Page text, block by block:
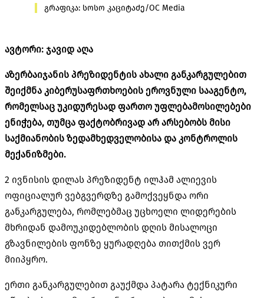
გრაფიკა: სოსო კაციტაძე/OC Media
ავტორი: ჯავიდ აღა
აზერბაიჯანის პრეზიდენტის ახალი განკარგულებით
შეიქმნა კიბერუსაფრთხოების ეროვნული სააგენტო,
რომელსაც უკიდურესად ფართო უფლებამოსილებები
ენიჭება, თუმცა ფაქტობრივად არ არსებობს მისი
საქმიანობის ზედამხედველობისა და კონტროლის
მექანიზმები.
2 ივნისის დილას პრეზიდენტ ილჰამ ალიევის
ოფიციალურ ვებგვერდზე გამოქვეყნდა ორი
განკარგულება, რომლებმაც უცხოელი ლიდერების
მხრიდან დამოუკიდებლობის დღის მისალოცი
გზავნილების ფონზე ყურადღება თითქმის ვერ
მიიპყრო.
ერთი განკარგულებით გაუქმდა პატარა ტექნიკური